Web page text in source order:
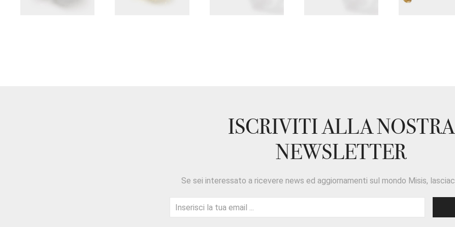
ISCRIVITI ALLA NOSTRA
NEWSLETTER
Se sei interessato a ricevere news ed aggiornamenti sul mondo Misis,